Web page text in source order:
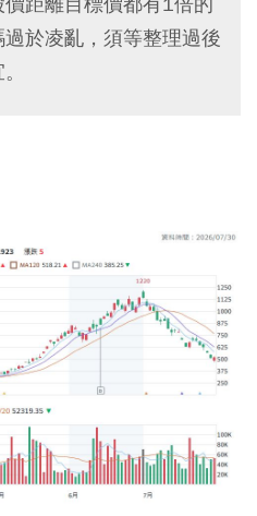
於凌亂，須等整理過後